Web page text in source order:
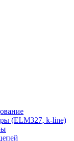
(ELM327, k-line)